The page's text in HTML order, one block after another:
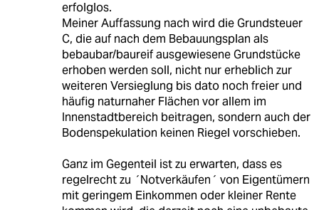
erfolglos.
Meiner Auffassung nach wird die Grundsteuer
C, die auf nach dem Bebauungsplan als
bebaubar/baureif ausgewiesene Grundstücke
erhoben werden soll, nicht nur erheblich zur
weiteren Versieglung bis dato noch freier und
häufig naturnaher Flächen vor allem im
Innenstadtbereich beitragen, sondern auch der
Bodenspekulation keinen Riegel vorschieben.
Ganz im Gegenteil ist zu erwarten, dass es
regelrecht zu ´Notverkäufen´ von Eigentümern
mit geringem Einkommen oder kleiner Rente